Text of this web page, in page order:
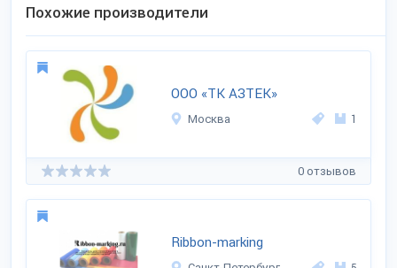
Похожие производители
ООО «ТК АЗТЕК»
Москва 1
0 отзывов
Ribbon-marking